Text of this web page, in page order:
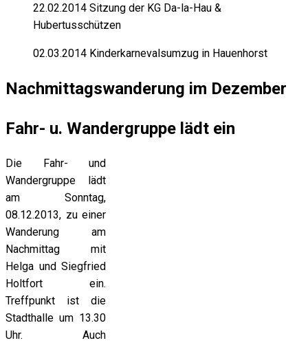
22.02.2014 Sitzung der KG Da-la-Hau &
Hubertusschützen
02.03.2014 Kinderkarnevalsumzug in Hauenhorst
Nachmittagswanderung im Dezember
Fahr- u. Wandergruppe lädt ein
Die Fahr- und
Wandergruppe lädt
am Sonntag,
08.12.2013, zu einer
Wanderung am
Nachmittag mit
Helga und Siegfried
Holtfort ein.
Treffpunkt ist die
Stadthalle um 13.30
Uhr. Auch